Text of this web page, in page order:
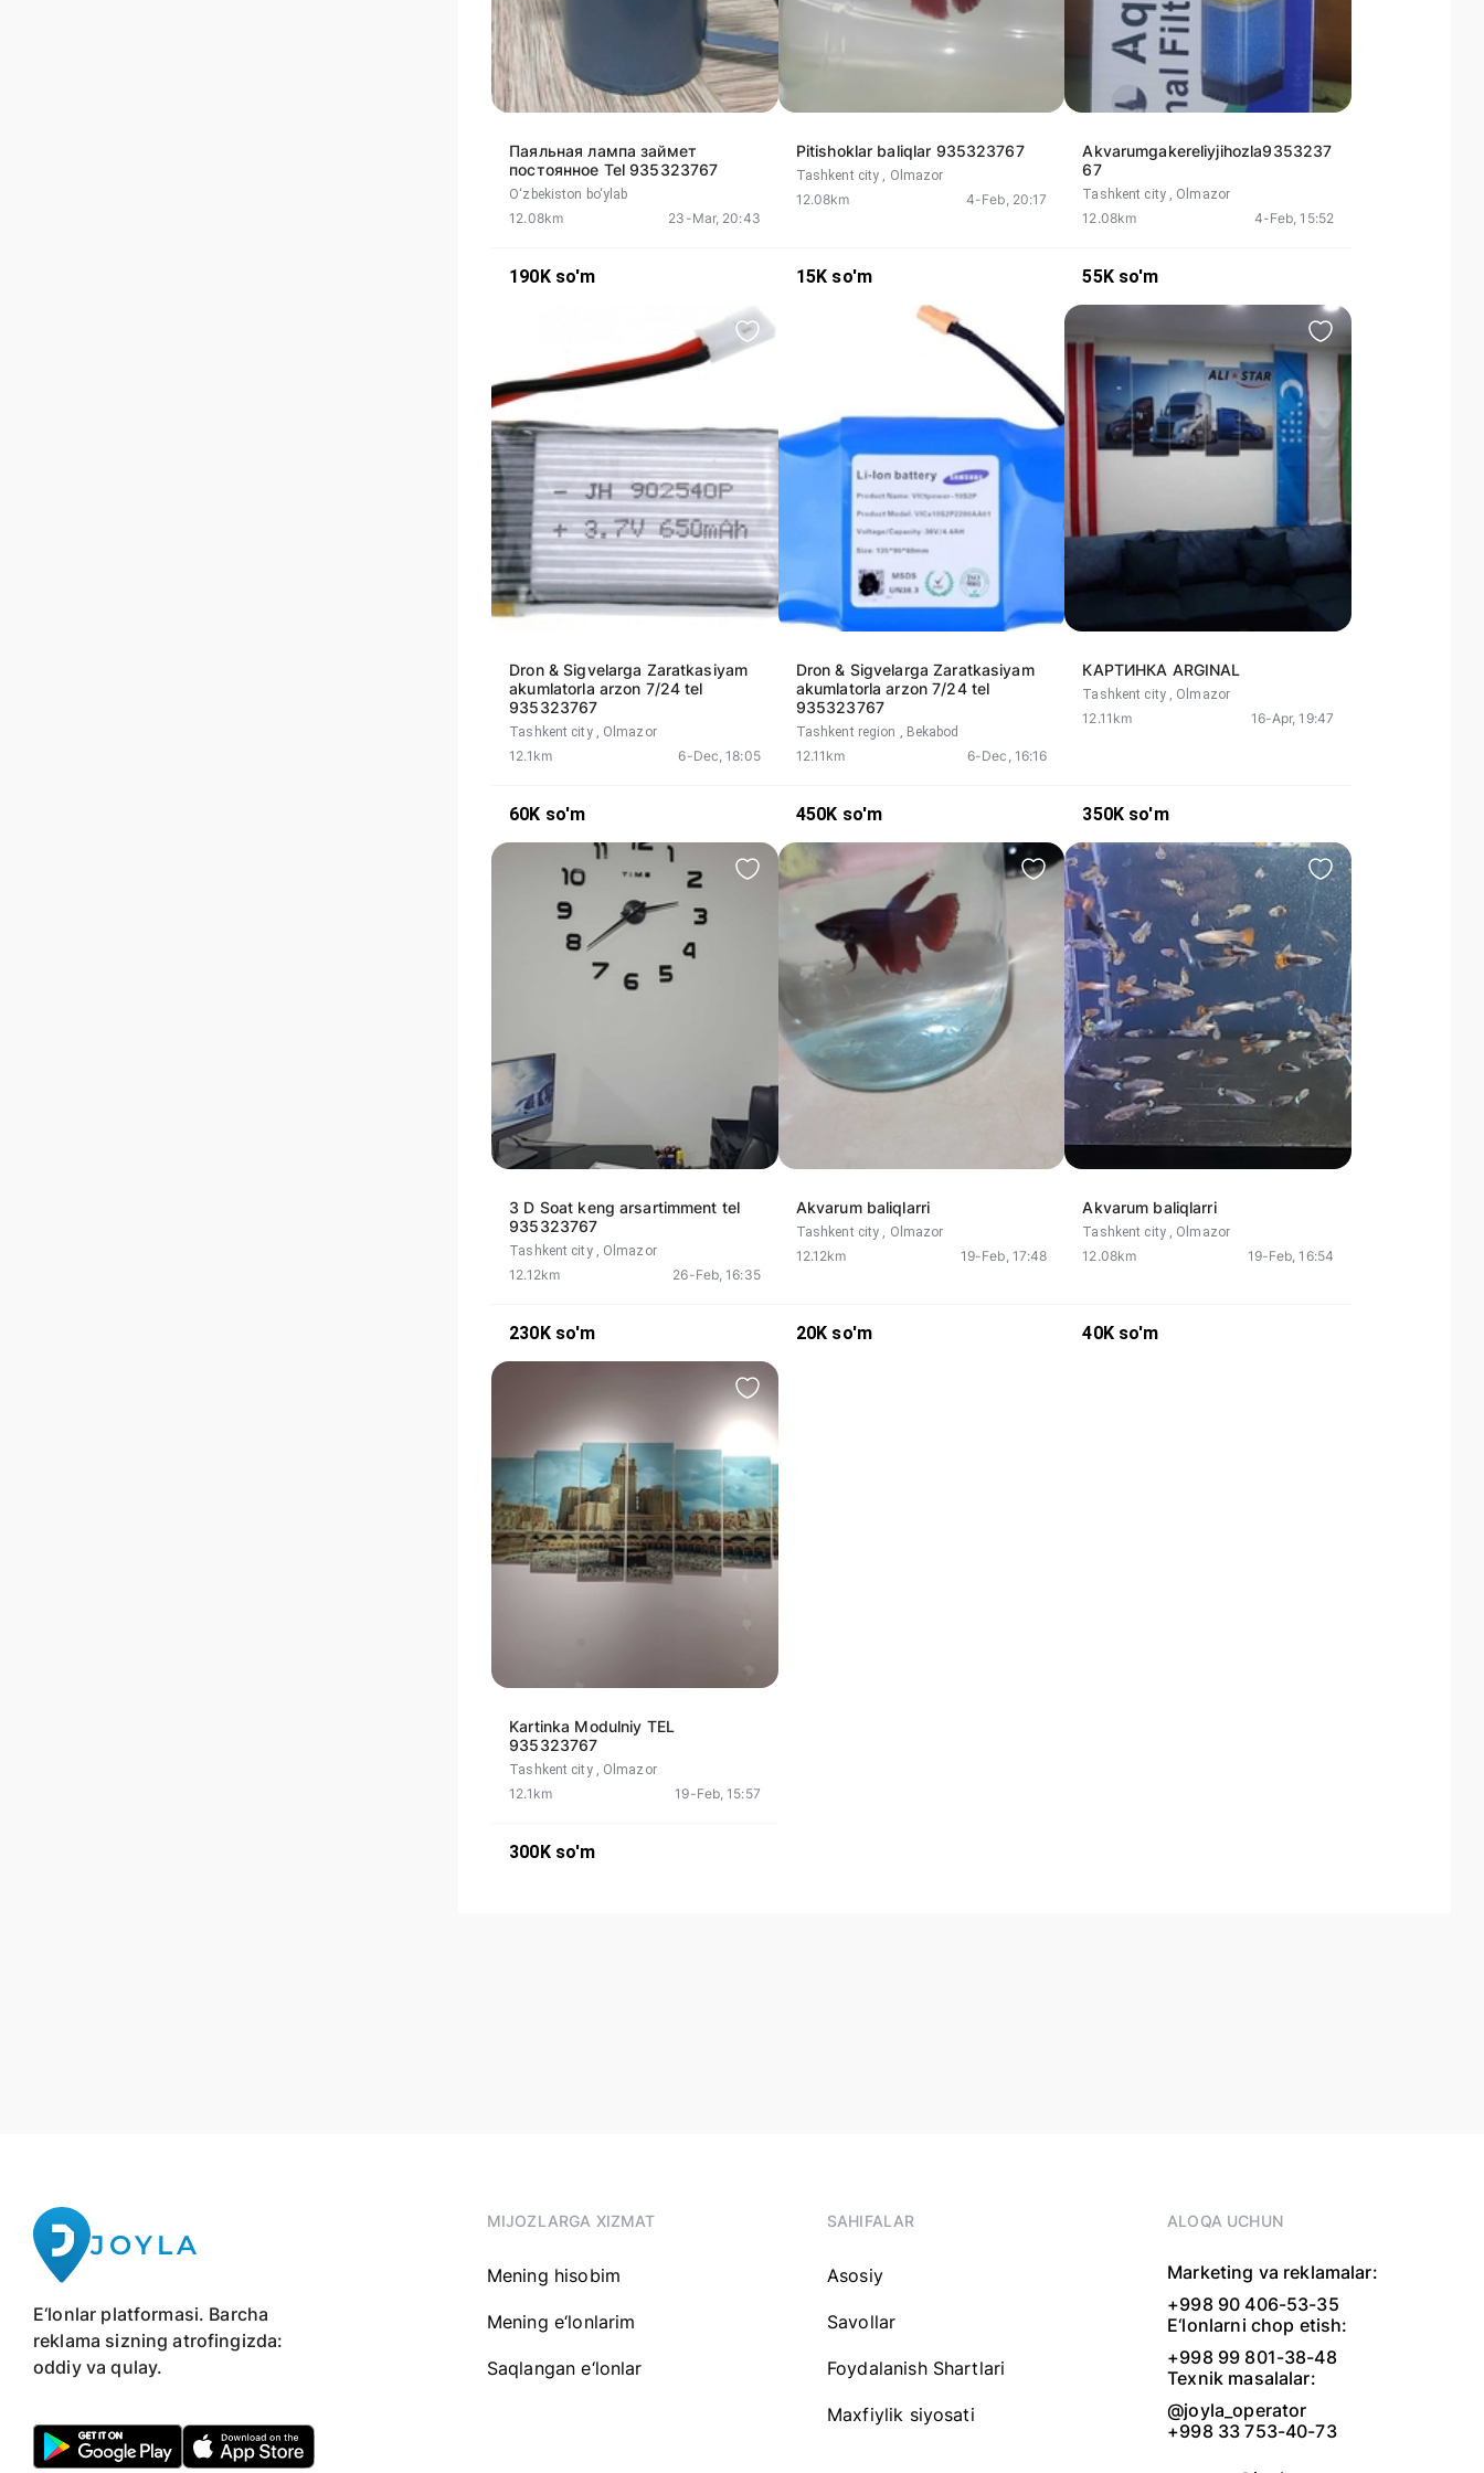
Паяльная лампа займет
постоянное Tel 935323767
O‘zbekiston bo‘ylab
12.08km 23-Mar, 20:43
190K so'm
Pitishoklar baliqlar 935323767
Tashkent city , Olmazor
12.08km 4-Feb, 20:17
15K so'm
Akvarumgakereliyjihozla9353237
67
Tashkent city , Olmazor
12.08km 4-Feb, 15:52
55K so'm
Dron & Sigvelarga Zaratkasiyam
akumlatorla arzon 7/24 tel
935323767
Tashkent city , Olmazor
12.1km 6-Dec, 18:05
60K so'm
Dron & Sigvelarga Zaratkasiyam
akumlatorla arzon 7/24 tel
935323767
Tashkent region , Bekabod
12.11km 6-Dec, 16:16
450K so'm
КАРТИНКА ARGINAL
Tashkent city , Olmazor
12.11km 16-Apr, 19:47
350K so'm
3 D Soat keng arsartimment tel
935323767
Tashkent city , Olmazor
12.12km 26-Feb, 16:35
230K so'm
Akvarum baliqlarri
Tashkent city , Olmazor
12.12km 19-Feb, 17:48
20K so'm
Akvarum baliqlarri
Tashkent city , Olmazor
12.08km 19-Feb, 16:54
40K so'm
Kartinka Modulniy TEL
935323767
Tashkent city , Olmazor
12.1km 19-Feb, 15:57
300K so'm
JOYLA
E‘lonlar platformasi. Barcha
reklama sizning atrofingizda:
oddiy va qulay.
MIJOZLARGA XIZMAT
Mening hisobim
Mening e‘lonlarim
Saqlangan e‘lonlar
SAHIFALAR
Asosiy
Savollar
Foydalanish Shartlari
Maxfiylik siyosati
ALOQA UCHUN
Marketing va reklamalar:
+998 90 406-53-35
E‘lonlarni chop etish:
+998 99 801-38-48
Texnik masalalar:
@joyla_operator
+998 33 753-40-73